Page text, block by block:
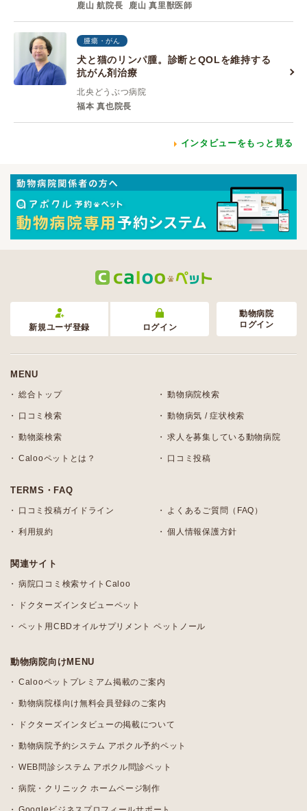
鹿山 航院長
鹿山 真里獣医師
腫瘍・がん
犬と猫のリンパ腫。診断とQOLを維持する
抗がん剤治療
北央どうぶつ病院
福本 真也院長
インタビューをもっと見る
新規ユーザ登録 ログイン
動物病院
ログイン
MENU
総合トップ 動物病院検索
口コミ検索 動物病気 / 症状検索
動物薬検索 求人を募集している動物病院
Calooペットとは？ 口コミ投稿
TERMS・FAQ
口コミ投稿ガイドライン よくあるご質問（FAQ）
利用規約 個人情報保護方針
関連サイト
病院口コミ検索サイトCaloo
ドクターズインタビューペット
ペット用CBDオイルサプリメント ペットノール
動物病院向けMENU
Calooペットプレミアム掲載のご案内
動物病院様向け無料会員登録のご案内
ドクターズインタビューの掲載について
動物病院予約システム アポクル予約ペット
WEB問診システム アポクル問診ペット
病院・クリニック ホームページ制作